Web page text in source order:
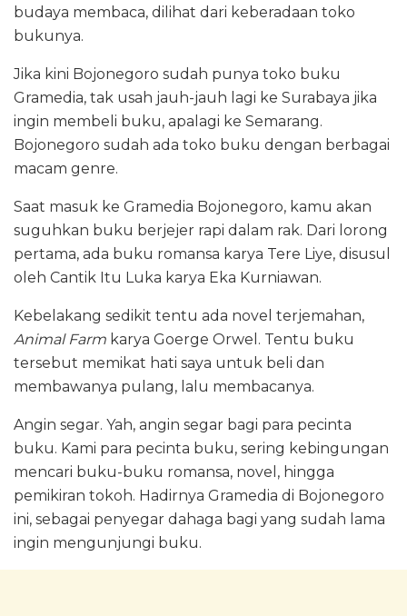
budaya membaca, dilihat dari keberadaan toko
bukunya.
Jika kini Bojonegoro sudah punya toko buku
Gramedia, tak usah jauh-jauh lagi ke Surabaya jika
ingin membeli buku, apalagi ke Semarang.
Bojonegoro sudah ada toko buku dengan berbagai
macam genre.
Saat masuk ke Gramedia Bojonegoro, kamu akan
suguhkan buku berjejer rapi dalam rak. Dari lorong
pertama, ada buku romansa karya Tere Liye, disusul
oleh Cantik Itu Luka karya Eka Kurniawan.
Kebelakang sedikit tentu ada novel terjemahan,
Animal Farm karya Goerge Orwel. Tentu buku
tersebut memikat hati saya untuk beli dan
membawanya pulang, lalu membacanya.
Angin segar. Yah, angin segar bagi para pecinta
buku. Kami para pecinta buku, sering kebingungan
mencari buku-buku romansa, novel, hingga
pemikiran tokoh. Hadirnya Gramedia di Bojonegoro
ini, sebagai penyegar dahaga bagi yang sudah lama
ingin mengunjungi buku.